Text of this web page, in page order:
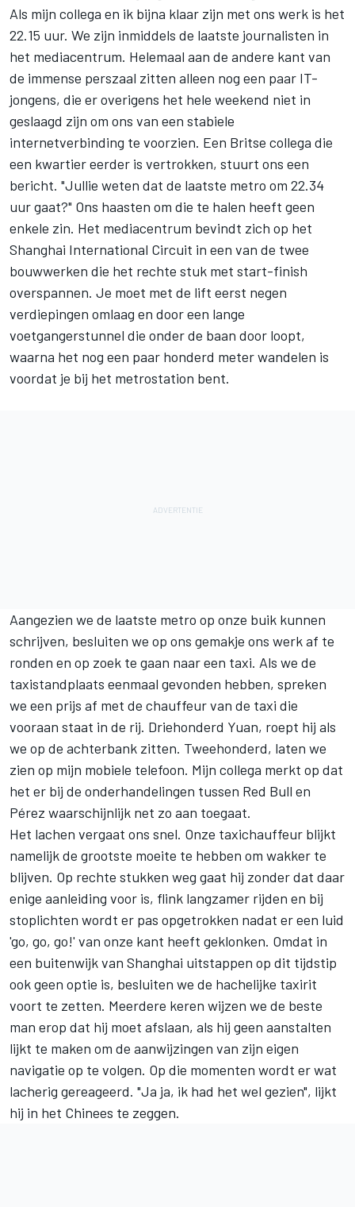
Als mijn collega en ik bijna klaar zijn met ons werk is het
22.15 uur. We zijn inmiddels de laatste journalisten in
het mediacentrum. Helemaal aan de andere kant van
de immense perszaal zitten alleen nog een paar IT-
jongens, die er overigens het hele weekend niet in
geslaagd zijn om ons van een stabiele
internetverbinding te voorzien. Een Britse collega die
een kwartier eerder is vertrokken, stuurt ons een
bericht. "Jullie weten dat de laatste metro om 22.34
uur gaat?" Ons haasten om die te halen heeft geen
enkele zin. Het mediacentrum bevindt zich op het
Shanghai International Circuit in een van de twee
bouwwerken die het rechte stuk met start-finish
overspannen. Je moet met de lift eerst negen
verdiepingen omlaag en door een lange
voetgangerstunnel die onder de baan door loopt,
waarna het nog een paar honderd meter wandelen is
voordat je bij het metrostation bent.
Aangezien we de laatste metro op onze buik kunnen
schrijven, besluiten we op ons gemakje ons werk af te
ronden en op zoek te gaan naar een taxi. Als we de
taxistandplaats eenmaal gevonden hebben, spreken
we een prijs af met de chauffeur van de taxi die
vooraan staat in de rij. Driehonderd Yuan, roept hij als
we op de achterbank zitten. Tweehonderd, laten we
zien op mijn mobiele telefoon. Mijn collega merkt op dat
het er bij de onderhandelingen tussen Red Bull en
Pérez waarschijnlijk net zo aan toegaat.
Het lachen vergaat ons snel. Onze taxichauffeur blijkt
namelijk de grootste moeite te hebben om wakker te
blijven. Op rechte stukken weg gaat hij zonder dat daar
enige aanleiding voor is, flink langzamer rijden en bij
stoplichten wordt er pas opgetrokken nadat er een luid
'go, go, go!' van onze kant heeft geklonken. Omdat in
een buitenwijk van Shanghai uitstappen op dit tijdstip
ook geen optie is, besluiten we de hachelijke taxirit
voort te zetten. Meerdere keren wijzen we de beste
man erop dat hij moet afslaan, als hij geen aanstalten
lijkt te maken om de aanwijzingen van zijn eigen
navigatie op te volgen. Op die momenten wordt er wat
lacherig gereageerd. "Ja ja, ik had het wel gezien", lijkt
hij in het Chinees te zeggen.